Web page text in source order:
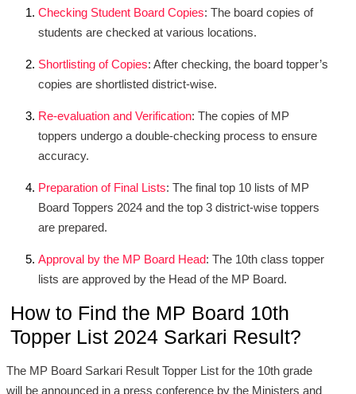
Checking Student Board Copies: The board copies of
students are checked at various locations.
Shortlisting of Copies: After checking, the board topper’s
copies are shortlisted district-wise.
Re-evaluation and Verification: The copies of MP
toppers undergo a double-checking process to ensure
accuracy.
Preparation of Final Lists: The final top 10 lists of MP
Board Toppers 2024 and the top 3 district-wise toppers
are prepared.
Approval by the MP Board Head: The 10th class topper
lists are approved by the Head of the MP Board.
How to Find the MP Board 10th
Topper List 2024 Sarkari Result?
The MP Board Sarkari Result Topper List for the 10th grade
will be announced in a press conference by the Ministers and